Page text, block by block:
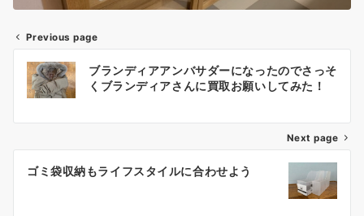
投
稿
ナ
ビ
ゲ
Previous page
ブランディアアンバサダーになったのでさっそ
くブランディアさんに買取お願いしてみた！
Next page
ゴミ袋収納もライフスタイルに合わせよう